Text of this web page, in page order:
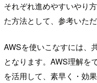
それぞれ進めやすいやり
た方法として、参考いた
AWSを使いこなすには、
となります。AWS理解を
を活用して、素早く・効